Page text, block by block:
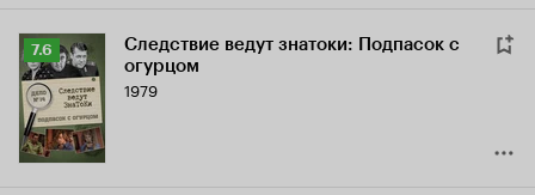
Рейтинг
Кинопоиска
7.6
7.6
Следствие ведут знатоки: Подпасок с
огурцом
1979